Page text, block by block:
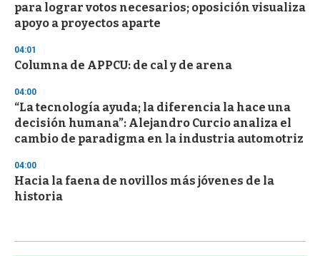
para lograr votos necesarios; oposición visualiza
apoyo a proyectos aparte
04:01
Columna de APPCU: de cal y de arena
04:00
“La tecnología ayuda; la diferencia la hace una
decisión humana”: Alejandro Curcio analiza el
cambio de paradigma en la industria automotriz
04:00
Hacia la faena de novillos más jóvenes de la
historia